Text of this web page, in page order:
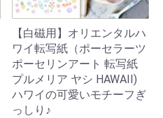
【白磁用】オリエンタルハ
ワイ転写紙（ポーセラーツ
ポーセリンアート 転写紙
プルメリア ヤシ HAWAII)
ハワイの可愛いモチーフぎ
っしり♪